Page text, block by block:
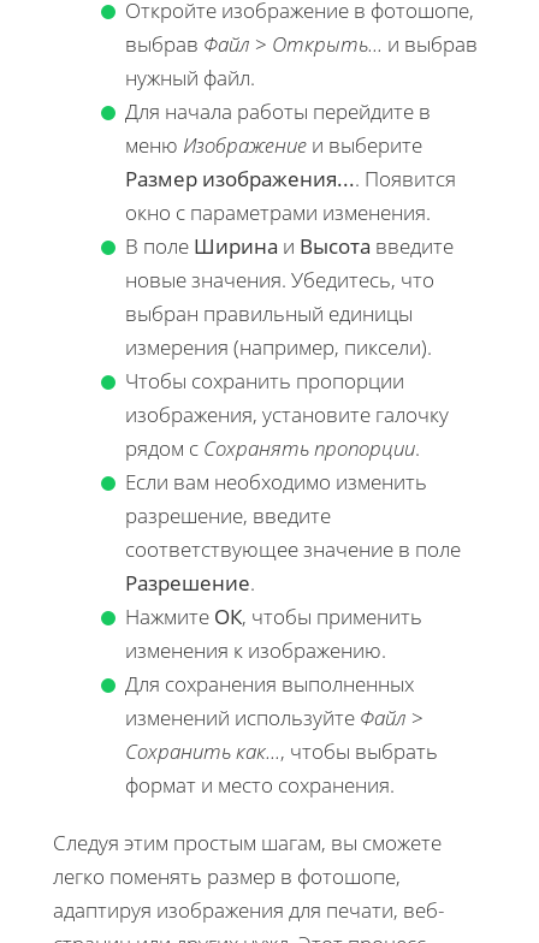
Откройте изображение в фотошопе,
выбрав Файл > Открыть... и выбрав
нужный файл.
Для начала работы перейдите в
меню Изображение и выберите
Размер изображения.... Появится
окно с параметрами изменения.
В поле Ширина и Высота введите
новые значения. Убедитесь, что
выбран правильный единицы
измерения (например, пиксели).
Чтобы сохранить пропорции
изображения, установите галочку
рядом с Сохранять пропорции.
Если вам необходимо изменить
разрешение, введите
соответствующее значение в поле
Разрешение.
Нажмите ОК, чтобы применить
изменения к изображению.
Для сохранения выполненных
изменений используйте Файл >
Сохранить как..., чтобы выбрать
формат и место сохранения.
Следуя этим простым шагам, вы сможете
легко поменять размер в фотошопе,
адаптируя изображения для печати, веб-